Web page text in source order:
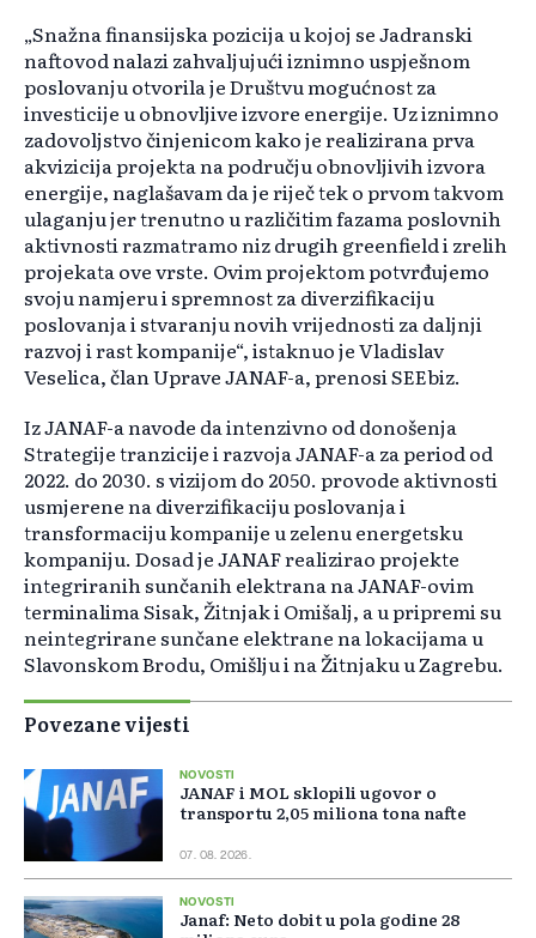
„Snažna finansijska pozicija u kojoj se Jadranski
naftovod nalazi zahvaljujući iznimno uspješnom
poslovanju otvorila je Društvu mogućnost za
investicije u obnovljive izvore energije. Uz iznimno
zadovoljstvo činjenicom kako je realizirana prva
akvizicija projekta na području obnovljivih izvora
energije, naglašavam da je riječ tek o prvom takvom
ulaganju jer trenutno u različitim fazama poslovnih
aktivnosti razmatramo niz drugih greenfield i zrelih
projekata ove vrste. Ovim projektom potvrđujemo
svoju namjeru i spremnost za diverzifikaciju
poslovanja i stvaranju novih vrijednosti za daljnji
razvoj i rast kompanije“, istaknuo je Vladislav
Veselica, član Uprave JANAF-a, prenosi SEEbiz.
Iz JANAF-a navode da intenzivno od donošenja
Strategije tranzicije i razvoja JANAF-a za period od
2022. do 2030. s vizijom do 2050. provode aktivnosti
usmjerene na diverzifikaciju poslovanja i
transformaciju kompanije u zelenu energetsku
kompaniju. Dosad je JANAF realizirao projekte
integriranih sunčanih elektrana na JANAF-ovim
terminalima Sisak, Žitnjak i Omišalj, a u pripremi su
neintegrirane sunčane elektrane na lokacijama u
Slavonskom Brodu, Omišlju i na Žitnjaku u Zagrebu.
Povezane vijesti
NOVOSTI
JANAF i MOL sklopili ugovor o
transportu 2,05 miliona tona nafte
07. 08. 2026.
NOVOSTI
Janaf: Neto dobit u pola godine 28